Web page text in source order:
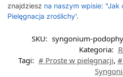
znajdziesz na naszym wpisie: "Jak
Pielęgnacja zroślichy'.
SKU: syngonium-
Kategoria:
Tagi: # Proste w pielęgnacji,